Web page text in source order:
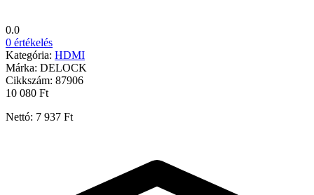
0.0
0 értékelés
Kategória: HDMI
Márka: DELOCK
Cikkszám: 87906
10 080 Ft
Nettó: 7 937 Ft